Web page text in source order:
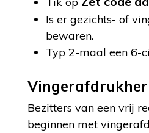
Is er gezichts- of
bewaren.
Typ 2-maal een 6-
Bezitters van een vrij
beginnen met